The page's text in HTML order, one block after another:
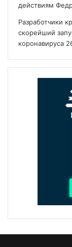
действиям
Разработчики
скорейший
коронавируса